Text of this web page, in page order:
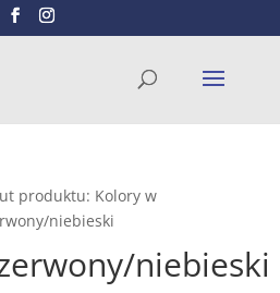
produktu: Kolory w
niebieski
niebieski